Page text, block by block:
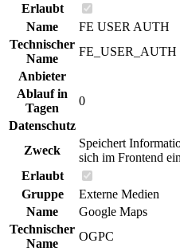
Erlaubt
Name
FE USER AUTH
Technischer
Name
FE_USER_AUTH
Anbieter
Ablauf in
Tagen
0
Datenschutz
Zweck
Speichert
sich im Frontend
Erlaubt
Gruppe
Externe Medien
Name
Google Maps
Technischer
Name
OGPC